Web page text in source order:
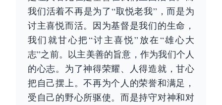
我们活着不再是为了“取悦老我”，而是为
讨主喜悦而活。因为基督是我们的生命，
我们就甘心把“讨主喜悦”放在“雄心大
志”之前。以主美善的旨意，作为我们个人
的心志。为了神得荣耀、人得造就，甘心
把自己摆上。不再为个人的荣誉和满足，
受自己的野心所驱使。而是持守对神和对